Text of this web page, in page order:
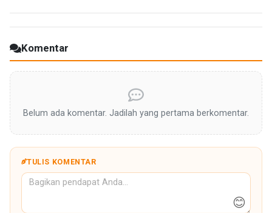
Komentar
Belum ada komentar. Jadilah yang pertama berkomentar.
TULIS KOMENTAR
😊